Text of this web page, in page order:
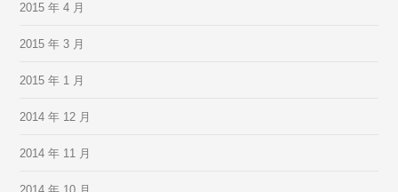
2015 年 4 月
2015 年 3 月
2015 年 1 月
2014 年 12 月
2014 年 11 月